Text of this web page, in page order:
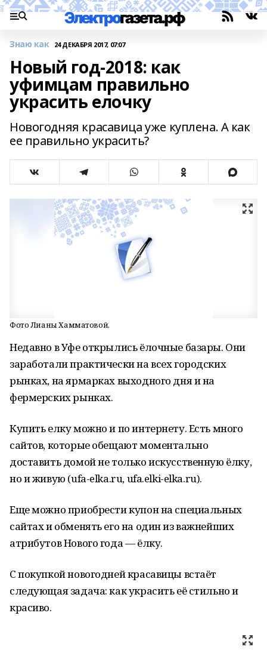
Знаю как 24 ДЕКАБРЯ 2017, 07:07
Новый год-2018: как
уфимцам правильно
украсить елочку
Новогодняя красавица уже куплена. А как
ее правильно украсить?
Фото Лианы Хамматовой.
Недавно в Уфе открылись ёлочные базары. Они
заработали практически на всех городских
рынках, на ярмарках выходного дня и на
фермерских рынках.
Купить елку можно и по интернету. Есть много
сайтов, которые обещают моментально
доставить домой не только искусственную ёлку,
но и живую (ufa-elka.ru, ufa.elki-elka.ru).
Еще можно приобрести купон на специальных
сайтах и обменять его на один из важнейших
атрибутов Нового года — ёлку.
С покупкой новогодней красавицы встаёт
следующая задача: как украсить её стильно и
красиво.